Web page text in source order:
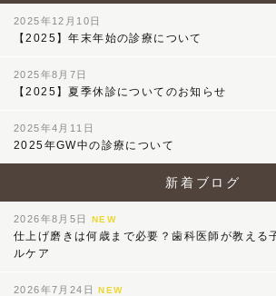
2025年12月10日
【2025】年末年始の診療について
2025年8月7日
【2025】夏季休診についてのお知らせ
2025年4月11日
2025年GW中の診療について
新着ブログ
2026年8月5日NEW
仕上げ磨きは何歳まで必要？歯科医師が教える
ルケア
2026年7月24日NEW